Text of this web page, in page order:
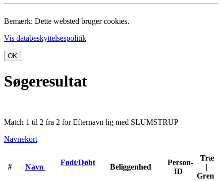
Bemærk: Dette websted bruger cookies.
Vis databeskyttelsespolitik
OK
Søgeresultat
Match 1 til 2 fra 2 for Efternavn lig med SLUMSTRUP
Navnekort
# Navn
Født/Døbt
Beliggenhed
Person-
ID
Træ
|
Gren